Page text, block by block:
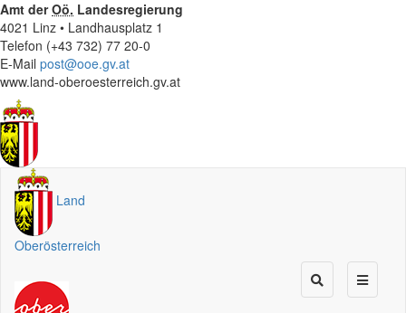
Amt derOö. Landesregierung
4021 Linz • Landhausplatz 1
Telefon (+43 732) 77 20-0
E-Mail post@ooe.gv.at
www.land-oberoesterreich.gv.at
Land
Oberösterreich